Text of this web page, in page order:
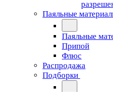
Паяльные
Паяльные
Припой
Флюс
Распродажа
Подборки